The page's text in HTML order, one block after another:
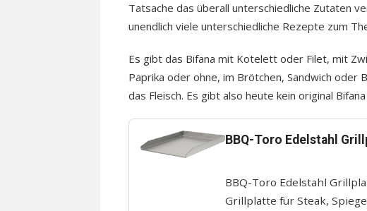
Tatsache das überall unterschiedliche Zutaten
unendlich viele unterschiedliche Rezepte zum
Es gibt das Bifana mit Kotelett oder Filet, mit
Paprika oder ohne, im Brötchen, Sandwich oder
das Fleisch. Es gibt also heute kein original
BBQ-Toro Edelstahl
BBQ-Toro Edelstahl
Grillplatte für Steak,